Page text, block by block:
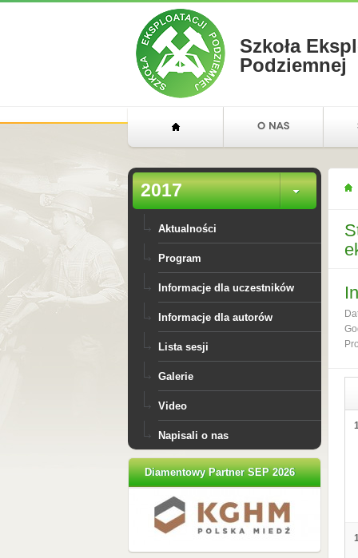
Szkoła
Podziemnej
2017
Aktualności
Program
Informacje dla uczestników
Informacje dla autorów
Lista sesji
Galerie
Video
Napisali o nas
Diamentowy Partner SEP 2026